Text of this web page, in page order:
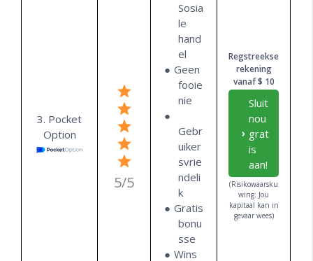
3. Pocket
Option
5/5
Sosia
le
hand
el
Geen
fooie
nie
Gebr
uiker
svrie
ndeli
k
Gratis
bonu
sse
Wins
Regstreekse
rekening
vanaf $ 10
Sluit
nou
grat
is
aan!
(Risikowaarsku
wing: Jou
kapitaal kan in
gevaar wees)